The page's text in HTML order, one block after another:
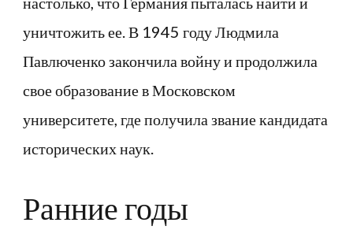
уничтожить ее. В 1945 году Людмила
Павлюченко закончила войну и продолжила
свое образование в Московском
университете, где получила звание кандидата
исторических наук.
Ранние годы